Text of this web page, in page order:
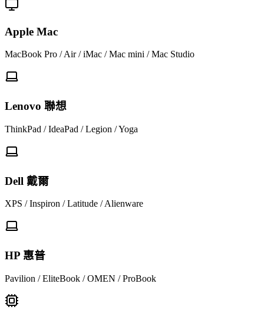
Apple Mac
MacBook Pro / Air / iMac / Mac mini / Mac Studio
Lenovo 聯想
ThinkPad / IdeaPad / Legion / Yoga
Dell 戴爾
XPS / Inspiron / Latitude / Alienware
HP 惠普
Pavilion / EliteBook / OMEN / ProBook